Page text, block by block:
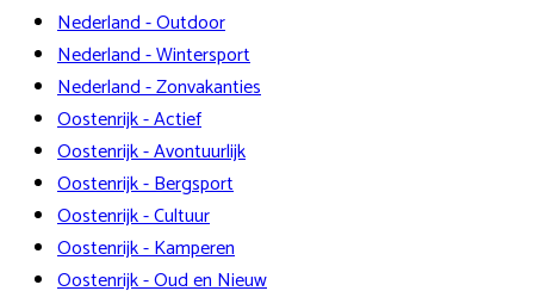
Nederland - Outdoor
Nederland - Wintersport
Nederland - Zonvakanties
Oostenrijk - Actief
Oostenrijk - Avontuurlijk
Oostenrijk - Bergsport
Oostenrijk - Cultuur
Oostenrijk - Kamperen
Oostenrijk - Oud en Nieuw